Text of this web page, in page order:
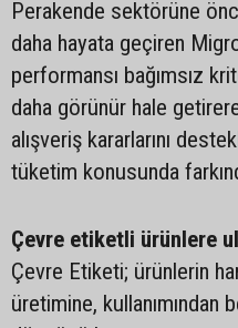
Perakende sektörüne
daha hayata geçiren
performansı bağımsız
daha görünür hale
alışveriş kararlarını
tüketim konusunda
Çevre etiketli ürünlere
Çevre Etiketi; ürünlerin
üretimine, kullanımından